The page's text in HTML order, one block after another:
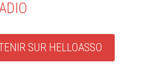
SUR HELLOASSO